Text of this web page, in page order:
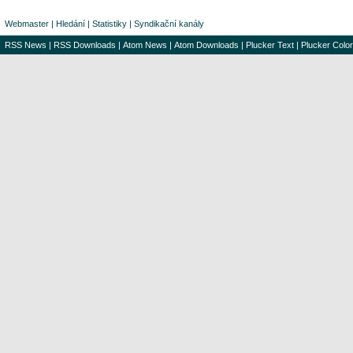
Webmaster | Hledání | Statistiky | Syndikační kanály
RSS News | RSS Downloads | Atom News | Atom Downloads | Plucker Text | Plucker Color